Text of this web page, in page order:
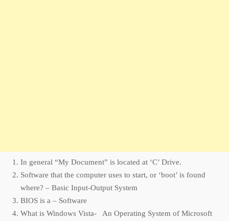
In general “My Document” is located at ‘C’ Drive.
Software that the computer uses to start, or ‘boot’ is found
where? – Basic Input-Output System
BIOS is a – Software
What is Windows Vista- An Operating System of Microsoft